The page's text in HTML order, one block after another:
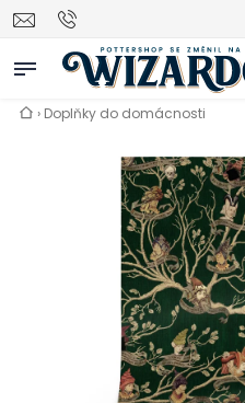
Vyhledávání
› Doplňky do domácnosti